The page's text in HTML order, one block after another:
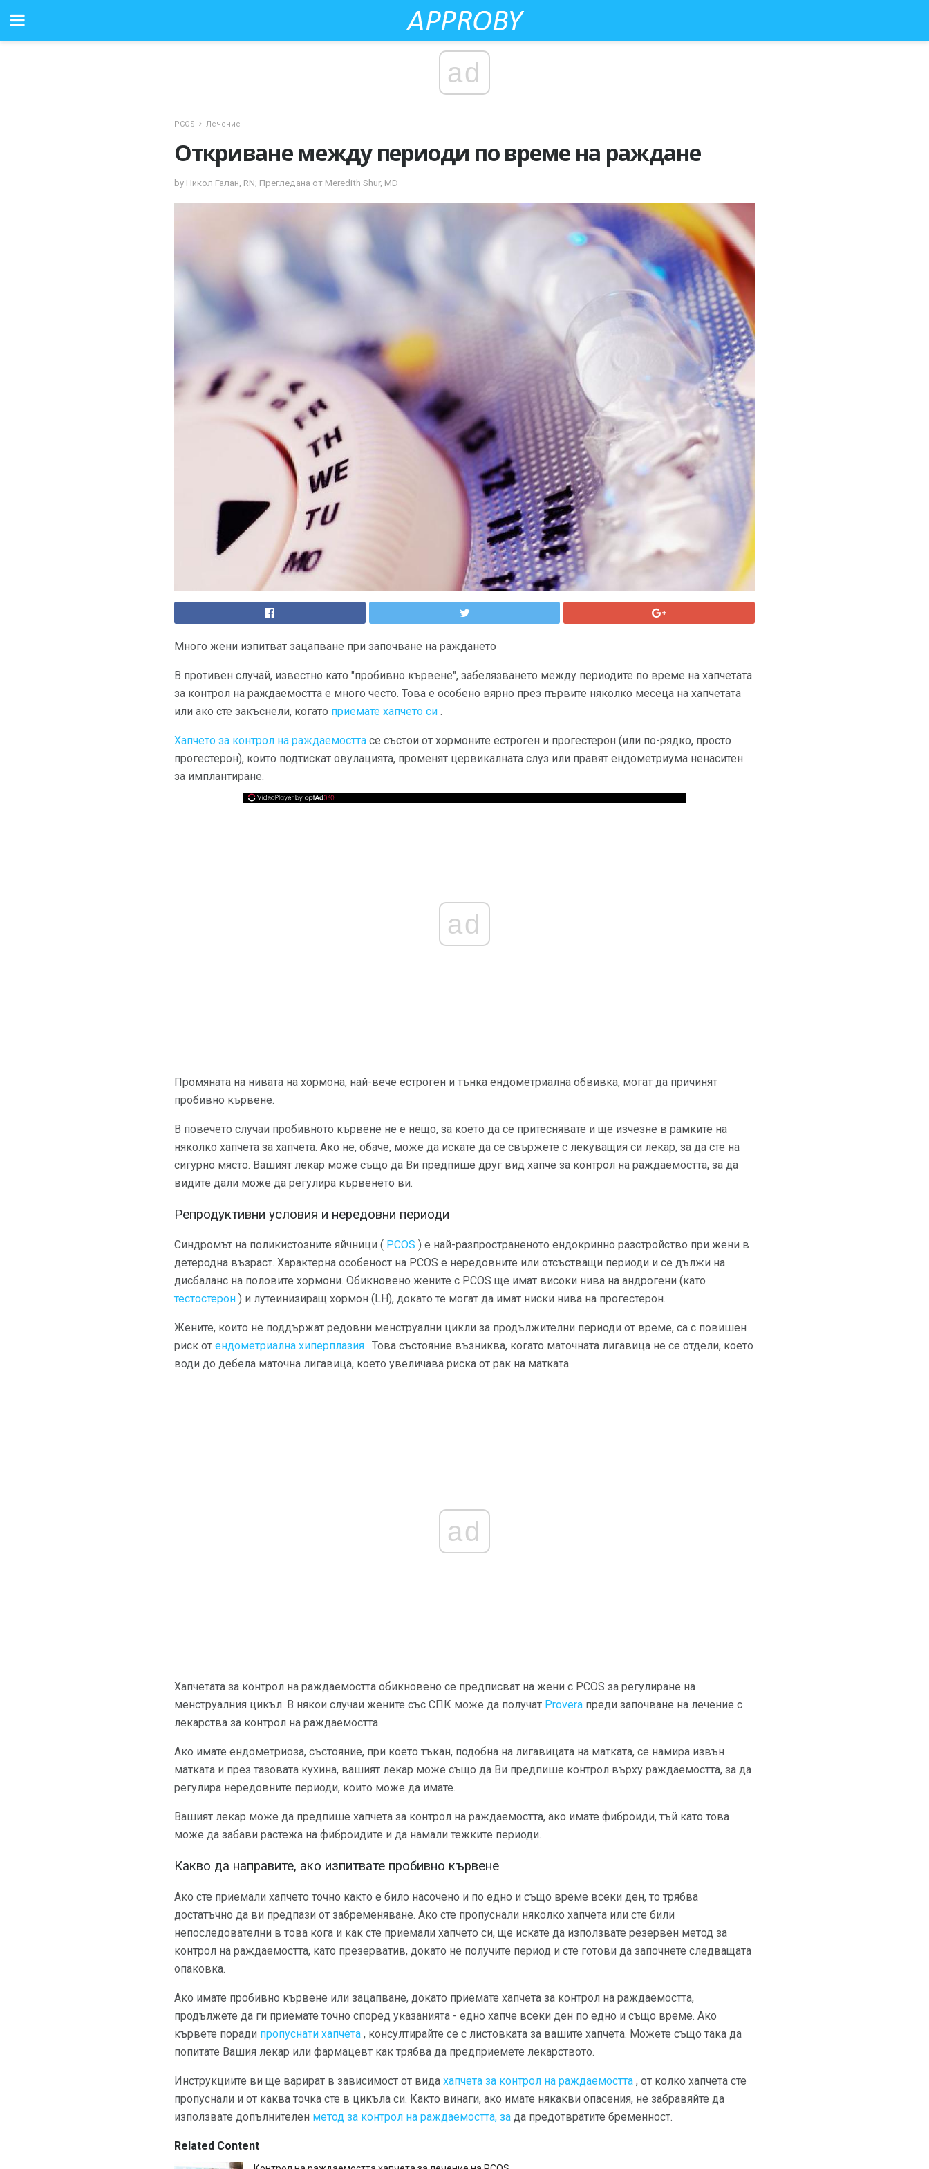
ad
PCOS Лечение
Откриване между периоди по време на раждане
by Никол Галан, RN; Прегледана от Meredith Shur, MD
Много жени изпитват зацапване при започване на раждането
В противен случай, известно като "пробивно кървене", забелязването между периодите по време на хапчетата
за контрол на раждаемостта е много често. Това е особено вярно през първите няколко месеца на хапчетата
или ако сте закъснели, когато приемате хапчето си .
Хапчето за контрол на раждаемостта се състои от хормоните естроген и прогестерон (или по-рядко, просто
прогестерон), които подтискат овулацията, променят цервикалната слуз или правят ендометриума ненаситен
за имплантиране.
ad
Промяната на нивата на хормона, най-вече естроген и тънка ендометриална обвивка, могат да причинят
пробивно кървене.
В повечето случаи пробивното кървене не е нещо, за което да се притеснявате и ще изчезне в рамките на
няколко хапчета за хапчета. Ако не, обаче, може да искате да се свържете с лекуващия си лекар, за да сте на
сигурно място. Вашият лекар може също да Ви предпише друг вид хапче за контрол на раждаемостта, за да
видите дали може да регулира кървенето ви.
Репродуктивни условия и нередовни периоди
Синдромът на поликистозните яйчници ( PCOS ) е най-разпространеното ендокринно разстройство при жени в
детеродна възраст. Характерна особеност на PCOS е нередовните или отсъстващи периоди и се дължи на
дисбаланс на половите хормони. Обикновено жените с PCOS ще имат високи нива на андрогени (като
тестостерон ) и лутеинизиращ хормон (LH), докато те могат да имат ниски нива на прогестерон.
Жените, които не поддържат редовни менструални цикли за продължителни периоди от време, са с повишен
риск от ендометриална хиперплазия . Това състояние възниква, когато маточната лигавица не се отдели, което
води до дебела маточна лигавица, което увеличава риска от рак на матката.
ad
Хапчетата за контрол на раждаемостта обикновено се предписват на жени с PCOS за регулиране на
менструалния цикъл. В някои случаи жените със СПК може да получат Provera преди започване на лечение с
лекарства за контрол на раждаемостта.
Ако имате ендометриоза, състояние, при което тъкан, подобна на лигавицата на матката, се намира извън
матката и през тазовата кухина, вашият лекар може също да Ви предпише контрол върху раждаемостта, за да
регулира нередовните периоди, които може да имате.
Вашият лекар може да предпише хапчета за контрол на раждаемостта, ако имате фиброиди, тъй като това
може да забави растежа на фиброидите и да намали тежките периоди.
Какво да направите, ако изпитвате пробивно кървене
Ако сте приемали хапчето точно както е било насочено и по едно и също време всеки ден, то трябва
достатъчно да ви предпази от забременяване. Ако сте пропуснали няколко хапчета или сте били
непоследователни в това кога и как сте приемали хапчето си, ще искате да използвате резервен метод за
контрол на раждаемостта, като презерватив, докато не получите период и сте готови да започнете следващата
опаковка.
Ако имате пробивно кървене или зацапване, докато приемате хапчета за контрол на раждаемостта,
продължете да ги приемате точно според указанията - едно хапче всеки ден по едно и също време. Ако
кървете поради пропуснати хапчета , консултирайте се с листовката за вашите хапчета. Можете също така да
попитате Вашия лекар или фармацевт как трябва да предприемете лекарството.
Инструкциите ви ще варират в зависимост от вида хапчета за контрол на раждаемостта , от колко хапчета сте
пропуснали и от каква точка сте в цикъла си. Както винаги, ако имате някакви опасения, не забравяйте да
използвате допълнителен метод за контрол на раждаемостта, за да предотвратите бременност.
Related Content